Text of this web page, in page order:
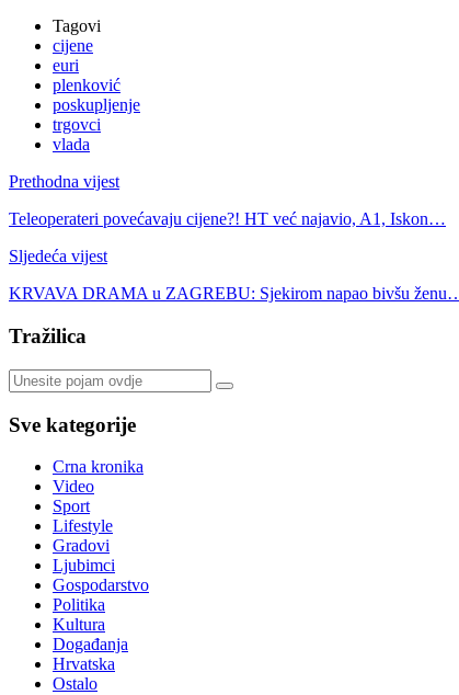
Tagovi
cijene
euri
plenković
poskupljenje
trgovci
vlada
Prethodna vijest
Teleoperateri povećavaju cijene?! HT već najavio, A1, Iskon…
Sljedeća vijest
KRVAVA DRAMA u ZAGREBU: Sjekirom napao bivšu
Tražilica
Sve kategorije
Crna kronika
Video
Sport
Lifestyle
Gradovi
Ljubimci
Gospodarstvo
Politika
Kultura
Događanja
Hrvatska
Ostalo